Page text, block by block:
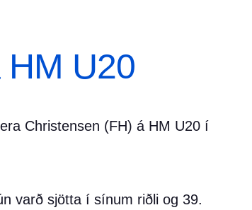
U20
Christensen (FH) á HM U20 í
varð sjötta í sínum riðli og 39.